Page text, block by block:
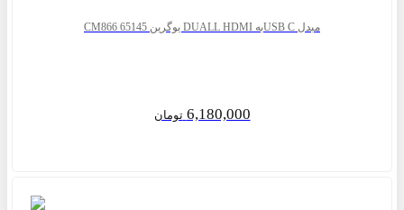
مبدل USB Cبه DUALL HDMI یوگرین CM866 65145
6,180,000 تومان